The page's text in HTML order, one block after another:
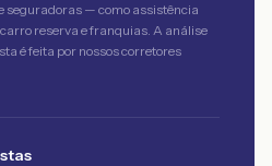
seguradoras — como assistência
reserva e franquias. A análise
é feita por nossos corretores